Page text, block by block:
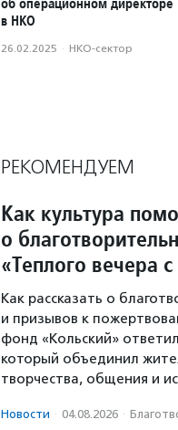
в НКО
26.02.2025 · НКО-сектор
РЕКОМЕНДУЕМ
Как культура
о
«Теплого вечера
Как рассказать о
и призывов к
фонд «Кольский»
который объединил
творчества, общения и
Новости · 04.08.2026 ·